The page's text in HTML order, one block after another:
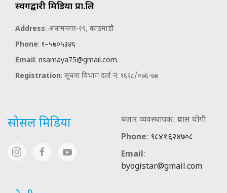
स्वर्गद्वारी मिडिया प्रा.लि
Address: अनामनगर-२९, काठमाडौ
Phone: १–५७०५३४६
Email: nsamaya75@gmail.com
Registration: सूचना विभाग दर्ता नं: १६२८/०७६-७७
सोसल मिडिया
बजार व्यवस्थापक: प्रयास योगी
Phone: ९८४१६२४७०८
Email:
byogistar@gmail.com